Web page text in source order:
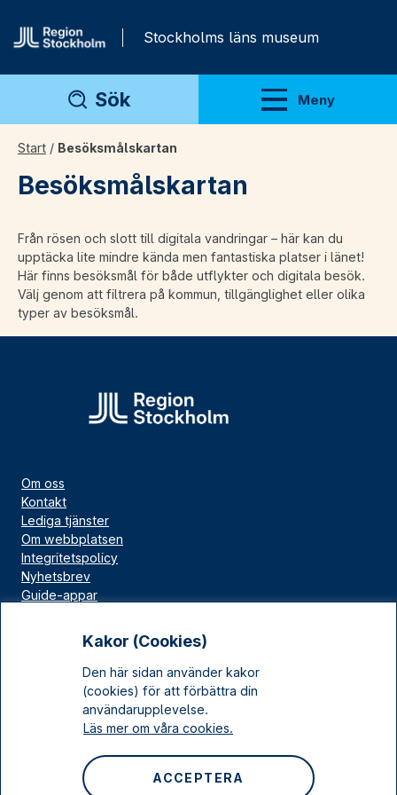
Kakor (Cookies)
Den här sidan använder kakor
(cookies) för att förbättra din
användarupplevelse.
Läs mer om våra cookies.
ACCEPTERA
Stockholms läns museum
Sök Meny
Visa meny
Start / Besöksmålskartan
Besöksmålskartan
Från rösen och slott till digitala vandringar – här kan du
upptäcka lite mindre kända men fantastiska platser i länet!
Här finns besöksmål för både utflykter och digitala besök.
Välj genom att filtrera på kommun, tillgänglighet eller olika
typer av besöksmål.
Om oss
Kontakt
Lediga tjänster
Om webbplatsen
Integritetspolicy
Nyhetsbrev
Guide-appar
Kulturarv Stockholm
Sociala medier
Instagram
LinkedIn